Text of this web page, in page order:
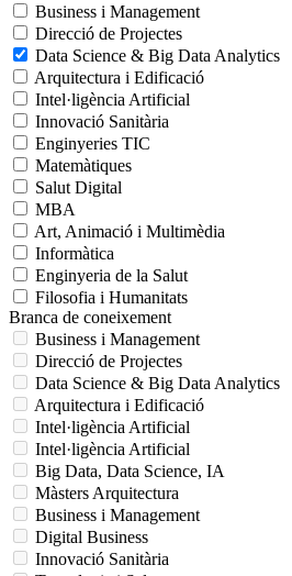
Business i Management
Direcció de Projectes
Data Science & Big Data Analytics
Arquitectura i Edificació
Intel·ligència Artificial
Innovació Sanitària
Enginyeries TIC
Matemàtiques
Salut Digital
MBA
Art, Animació i Multimèdia
Informàtica
Enginyeria de la Salut
Filosofia i Humanitats
Branca de coneixement
Business i Management
Direcció de Projectes
Data Science & Big Data Analytics
Arquitectura i Edificació
Intel·ligència Artificial
Intel·ligència Artificial
Big Data, Data Science, IA
Màsters Arquitectura
Business i Management
Digital Business
Innovació Sanitària